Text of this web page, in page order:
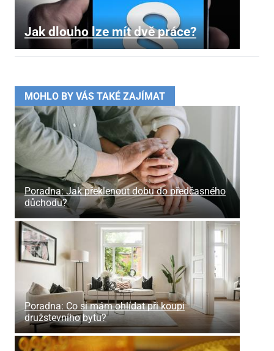
Jak dlouho lze mít dvě práce?
MOHLO BY VÁS TAKÉ ZAJÍMAT
Poradna: Jak překlenout dobu do předčasného
důchodu?
Poradna: Co si mám ohlídat při koupi
družstevního bytu?